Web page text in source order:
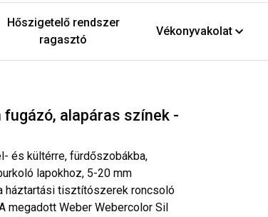
Hőszigetelő rendszer
ragasztó
Vékonyvakolat
alapáras színek -
és kültérre, fürdőszobákba,
lapokhoz, 5-20 mm
háztartási tisztítószerek roncsoló
megadott Weber Webercolor Sil